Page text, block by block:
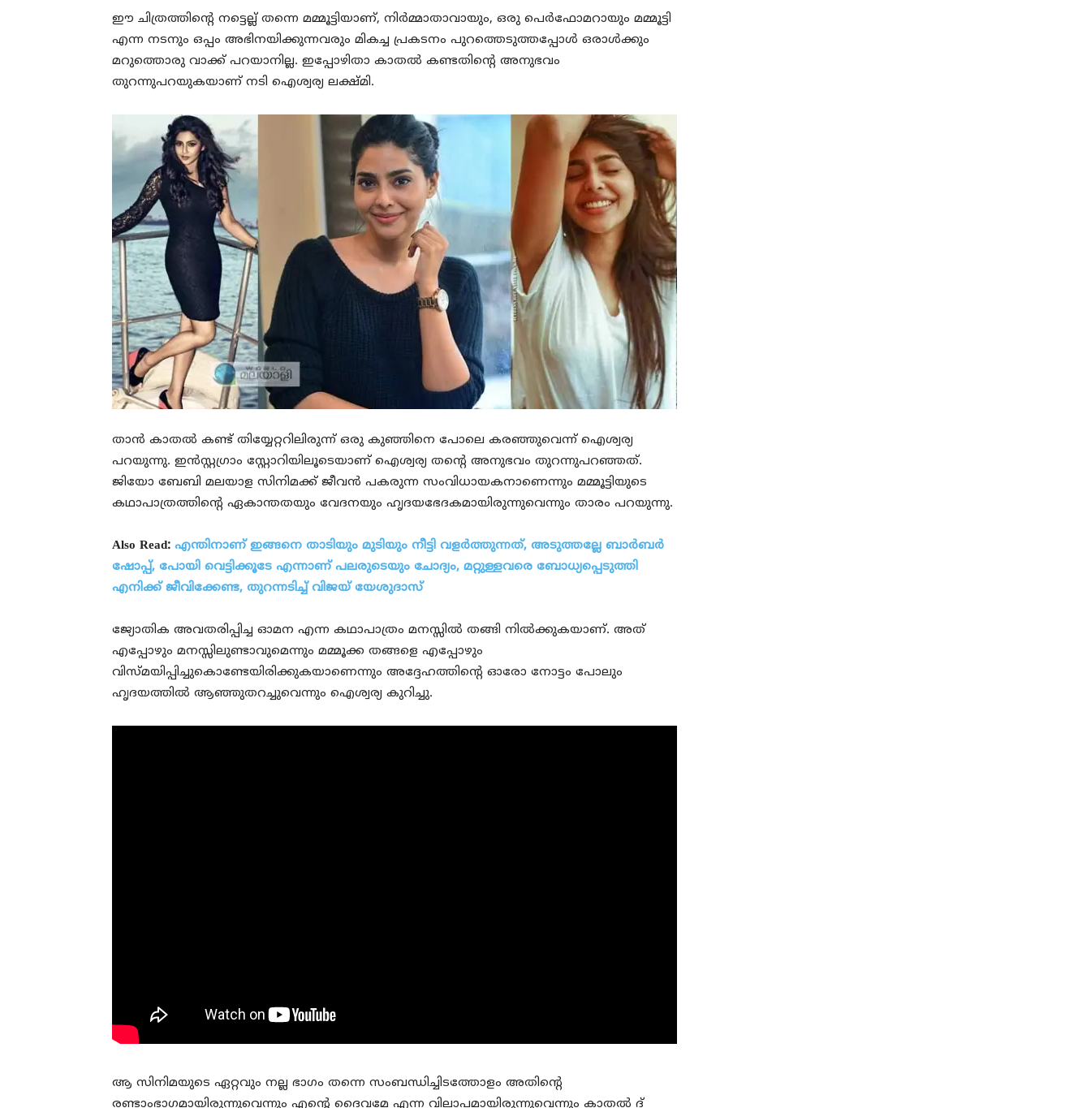
ഈ ചിത്രത്തിന്റെ നട്ടെല്ല് തന്നെ മമ്മൂട്ടിയാണ്, നിര്‍മ്മാതാവായും, ഒരു പെര്‍ഫോമറായും മമ്മൂട്ടി
എന്ന നടനും ഒപ്പം അഭിനയിക്കുന്നവരും മികച്ച പ്രകടനം പുറത്തെടുത്തപ്പോള്‍ ഒരാള്‍ക്കും
മറുത്തൊരു വാക്ക് പറയാനില്ല. ഇപ്പോഴിതാ കാതല്‍ കണ്ടതിന്റെ അനുഭവം
തുറന്നുപറയുകയാണ് നടി ഐശ്വര്യ ലക്ഷ്മി.
താന്‍ കാതല്‍ കണ്ട് തിയ്യേറ്ററിലിരുന്ന് ഒരു കുഞ്ഞിനെ പോലെ കരഞ്ഞുവെന്ന് ഐശ്വര്യ
പറയുന്നു. ഇന്‍സ്റ്റഗ്രാം സ്റ്റോറിയിലൂടെയാണ് ഐശ്വര്യ തന്റെ അനുഭവം തുറന്നുപറഞ്ഞത്.
ജിയോ ബേബി മലയാള സിനിമക്ക് ജീവന്‍ പകരുന്ന സംവിധായകനാണെന്നും മമ്മൂട്ടിയുടെ
കഥാപാത്രത്തിന്റെ ഏകാന്തതയും വേദനയും ഹൃദയഭേദകമായിരുന്നുവെന്നും താരം പറയുന്നു.
Also Read: എന്തിനാണ് ഇങ്ങനെ താടിയും മുടിയും നീട്ടി വളര്‍ത്തുന്നത്, അടുത്തല്ലേ ബാര്‍ബര്‍
ഷോപ്പ്, പോയി വെട്ടിക്കൂടേ എന്നാണ് പലരുടെയും ചോദ്യം, മറ്റുള്ളവരെ ബോധ്യപ്പെടുത്തി
എനിക്ക് ജീവിക്കേണ്ട, തുറന്നടിച്ച് വിജയ് യേശുദാസ്
ജ്യോതിക അവതരിപ്പിച്ച ഓമന എന്ന കഥാപാത്രം മനസ്സില്‍ തങ്ങി നില്‍ക്കുകയാണ്. അത്
എപ്പോഴും മനസ്സിലുണ്ടാവുമെന്നും മമ്മൂക്ക തങ്ങളെ എപ്പോഴും
വിസ്മയിപ്പിച്ചുകൊണ്ടേയിരിക്കുകയാണെന്നും അദ്ദേഹത്തിന്റെ ഓരോ നോട്ടം പോലും
ഹൃദയത്തില്‍ ആഞ്ഞുതറച്ചുവെന്നും ഐശ്വര്യ കുറിച്ചു.
ആ സിനിമയുടെ ഏറ്റവും നല്ല ഭാഗം തന്നെ സംബന്ധിച്ചിടത്തോളം അതിന്റെ
രണ്ടാംഭാഗമായിരുന്നുവെന്നും എന്റെ ദൈവമേ എന്ന വിലാപമായിരുന്നുവെന്നും കാതല്‍ ദ്